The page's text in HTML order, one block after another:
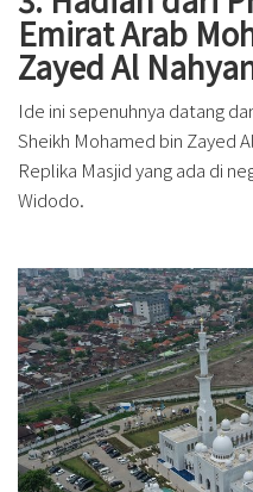
Emirat Arab
Zayed Al
Ide ini sepenuhnya datang
Sheikh Mohamed bin Zayed
Replika Masjid yang ada di
Widodo.